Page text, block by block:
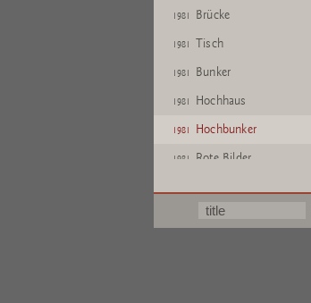
1981 Brücke
1981 Tisch
1981 Bunker
1981 Hochhaus
1981 Hochbunker
1981 Rote Bilder